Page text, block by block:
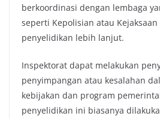
berkoordinasi dengan lembaga
seperti Kepolisian atau
penyelidikan lebih lanjut.
Inspektorat dapat melakukan
penyimpangan atau kesalahan
kebijakan dan program
penyelidikan ini biasanya